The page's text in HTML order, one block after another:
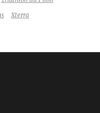
Xterra